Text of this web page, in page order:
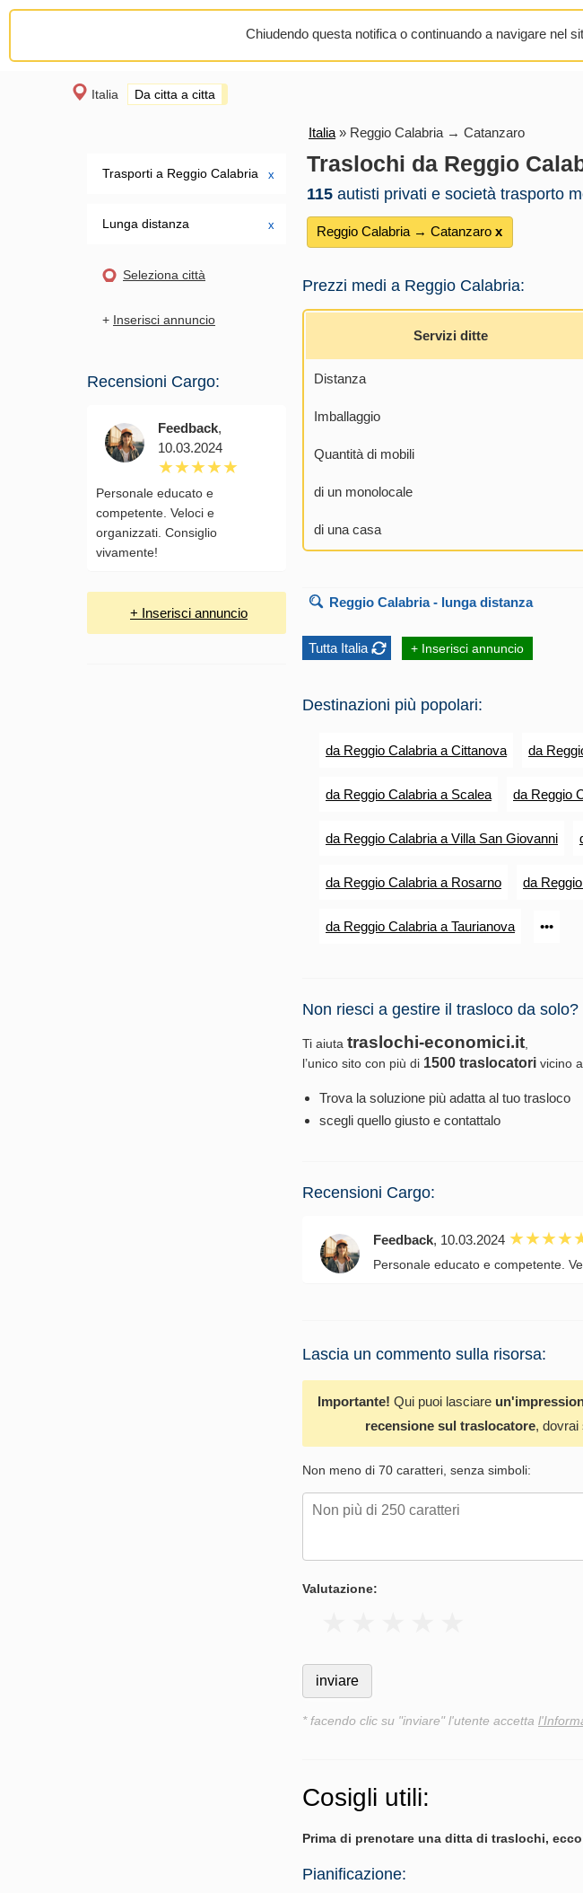
Chiudendo questa notifica o continuando a navigare nel
Italia Da citta a citta
Trasporti a Reggio Calabria х
Lunga distanza х
Seleziona città
+ Inserisci annuncio
Recensioni Cargo:
Feedback,
10.03.2024
Personale educato e
competente. Veloci e
organizzati. Consiglio
vivamente!
+ Inserisci annuncio
Italia » Reggio Calabria → Catanzaro
Traslochi da Reggio
115 autisti privati e società trasporto
Reggio Calabria → Catanzaro х
Prezzi medi a Reggio Calabria:
Servizi ditte
Distanza
Imballaggio
Quantità di mobili
di un monolocale
di una casa
Reggio Calabria- lunga distanza
Tutta Italia + Inserisci annuncio
Destinazioni più popolari:
da Reggio Calabria a Cittanova da
da Reggio Calabria a Scalea da Reggio
da Reggio Calabria a Villa San Giovanni
da Reggio Calabria a Rosarno da
da Reggio Calabria a Taurianova •••
Non riesci a gestire il trasloco da solo?
Ti aiuta traslochi-economici.it
l’unico sito con più di 1500 traslocatori vicino
Trova la soluzione più adatta al tuo trasloco
scegli quello giusto e contattalo
Recensioni Cargo:
Feedback, 10.03.2024
Personale educato e competente.
Lascia un commento sulla risorsa:
Importante! Qui puoi lasciare
recensione sul traslocatore, dovrai
Non meno di 70 caratteri, senza simboli:
Valutazione:
* facendo clic su "inviare" l'utente accetta
Cosigli utili:
Prima di prenotare una ditta di traslochi,
Pianificazione: